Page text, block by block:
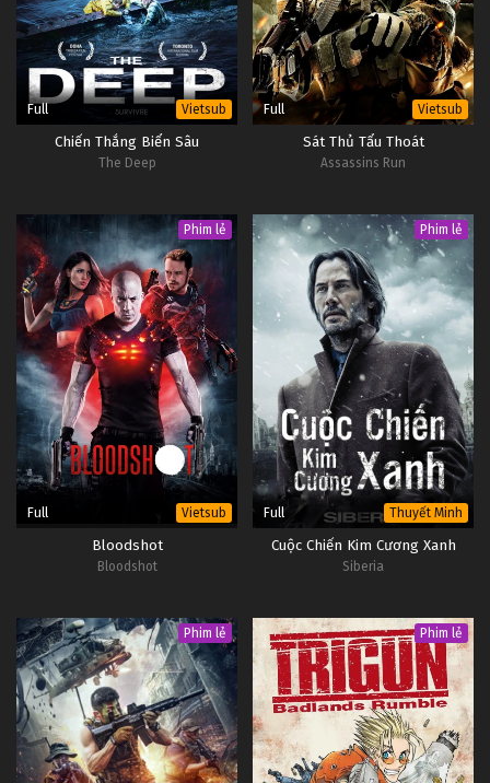
Full Vietsub
Chiến Thắng Biển Sâu
The Deep
Full Vietsub
Sát Thủ Tẩu Thoát
Assassins Run
Phim lẻ
Full Vietsub
Bloodshot
Bloodshot
Phim lẻ
Full Thuyết Minh
Cuộc Chiến Kim Cương Xanh
Siberia
Phim lẻ Phim lẻ